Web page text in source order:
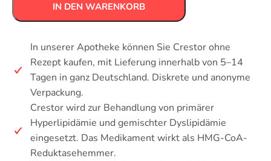
IN DEN WARENKORB
In unserer Apotheke können Sie Crestor ohne
Rezept kaufen, mit Lieferung innerhalb von 5–14
Tagen in ganz Deutschland. Diskrete und anonyme
Verpackung.
Crestor wird zur Behandlung von primärer
Hyperlipidämie und gemischter Dyslipidämie
eingesetzt. Das Medikament wirkt als HMG-CoA-
Reduktasehemmer.